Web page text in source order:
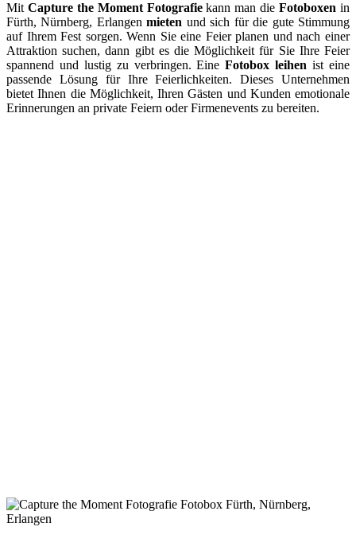
Mit Capture the Moment Fotografiekann man dieFotoboxen in
Fürth, Nürnberg, Erlangenmieten und sich für die gute Stimmung
auf Ihrem Fest sorgen. Wenn Sie eine Feier planen und nach einer
Attraktion suchen, dann gibt es die Möglichkeit für Sie Ihre Feier
spannend und lustig zu verbringen. EineFotobox leihen ist eine
passende Lösung für Ihre Feierlichkeiten. Dieses Unternehmen
bietet Ihnen die Möglichkeit, Ihren Gästen und Kunden emotionale
Erinnerungen an private Feiern oder Firmenevents zu bereiten.